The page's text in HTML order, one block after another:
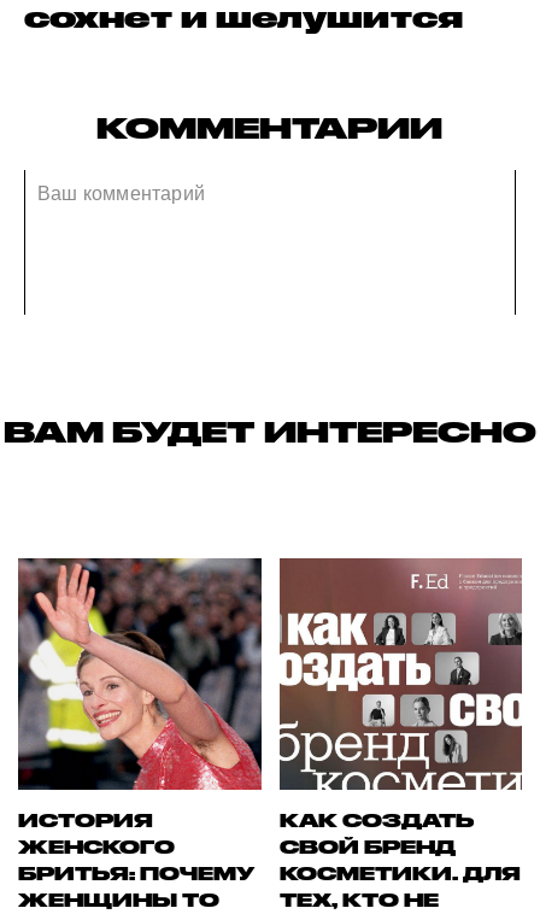
сохнет и шелушится
КОММЕНТАРИИ
ВАМ БУДЕТ ИНТЕРЕСНО
ИСТОРИЯ
ЖЕНСКОГО
БРИТЬЯ: ПОЧЕМУ
ЖЕНЩИНЫ ТО
КАК СОЗДАТЬ
СВОЙ БРЕНД
КОСМЕТИКИ. ДЛЯ
ТЕХ, КТО НЕ